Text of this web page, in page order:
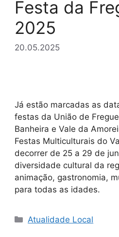
Festa da
2025
20.05.2025
Já estão marcadas as
festas da União de
Banheira e Vale da
Festas Multiculturais do
decorrer de 25 a 29 de
diversidade cultural da
animação, gastronomia,
para todas as idades.
Categorias
Atualidade Local